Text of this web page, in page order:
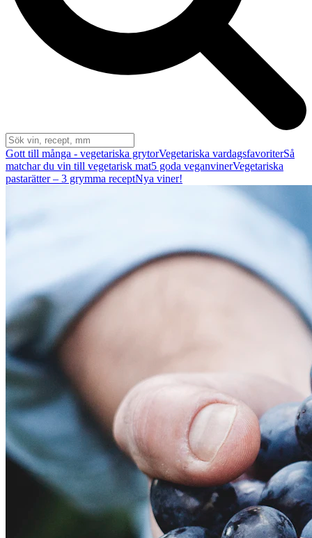
Gott till många - vegetariska grytorVegetariska vardagsfavoriterSå
matchar du vin till vegetarisk mat5 goda veganvinerVegetariska
pastarätter – 3 grymma receptNya viner!